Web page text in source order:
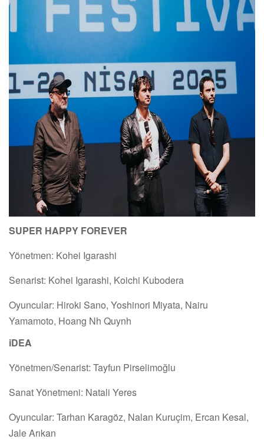
SUPER HAPPY FOREVER
Yönetmen: Kohei Igarashi
Senarist: Kohei Igarashi, Koichi Kubodera
Oyuncular: Hiroki Sano, Yoshinori Miyata, Nairu
Yamamoto, Hoang Nh Quynh
iDEA
Yönetmen/Senarist: Tayfun Pirselimoğlu
Sanat Yönetmeni: Natali Yeres
Oyuncular: Tarhan Karagöz, Nalan Kuruçim, Ercan Kesal,
Jale Arıkan